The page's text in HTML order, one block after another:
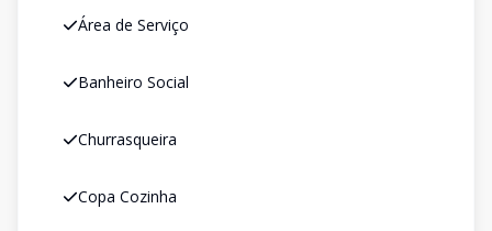
Área de Serviço
Banheiro Social
Churrasqueira
Copa Cozinha